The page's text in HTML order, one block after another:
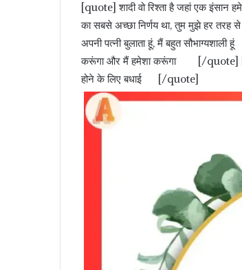
[quote] शादी वो रिश्ता है जहां एक
का सबसे अच्छा निर्णय था, तुम मुझे हर
अपनी पत्नी बुलाता हूं, मैं बहुत
करूंगा और मैं हमेशा करूंगा [/quote]
होने के लिए बधाई [/quote]